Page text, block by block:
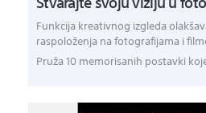
Funkcija kreativnog izgleda
raspoloženja na fotografijama i
Pruža 10 memorisanih postavki